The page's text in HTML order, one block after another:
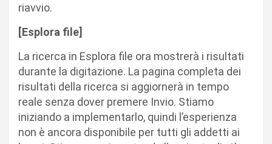
riavvio.
[Esplora file]
La ricerca in Esplora file ora mostrerà i risultati
durante la digitazione. La pagina completa dei
risultati della ricerca si aggiornerà in tempo
reale senza dover premere Invio. Stiamo
iniziando a implementarlo, quindi l’esperienza
non è ancora disponibile per tutti gli addetti ai